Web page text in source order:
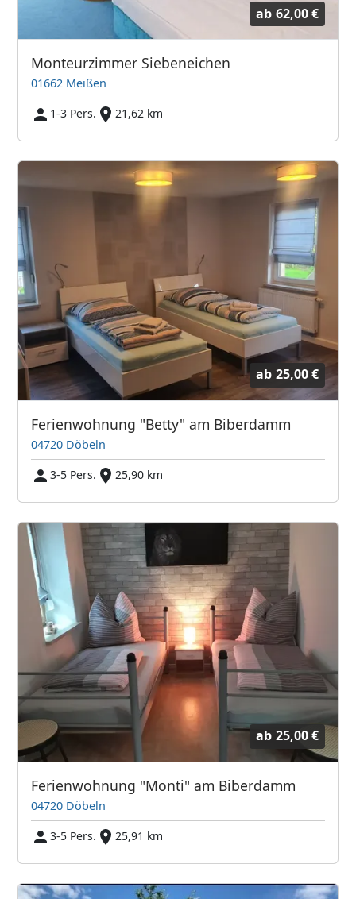
ab 62,00 €
Monteurzimmer Siebeneichen
01662 Meißen
1-3 Pers.
21,62 km
ab 25,00 €
Ferien­wohnung "Betty" am Biberdamm
04720 Döbeln
3-5 Pers.
25,90 km
ab 25,00 €
Ferien­wohnung "Monti" am Biberdamm
04720 Döbeln
3-5 Pers.
25,91 km